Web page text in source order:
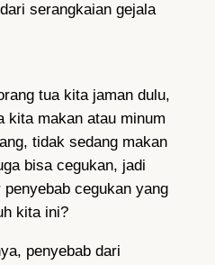
serangkaian gejala
tua kita jaman dulu,
kita makan atau minum
tidak sedang makan
bisa cegukan, jadi
cegukan yang
kita ini?
penyebab dari